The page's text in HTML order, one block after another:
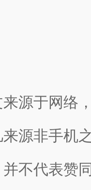
源于网络
源非手机
不代表赞